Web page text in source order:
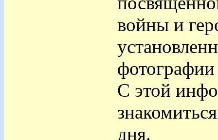
войны и
С этой
дня.